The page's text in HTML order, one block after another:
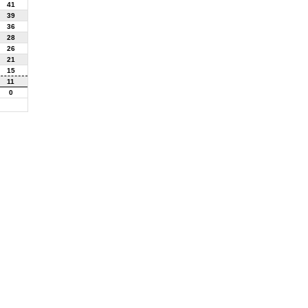
41
39
36
28
26
21
15
11
0